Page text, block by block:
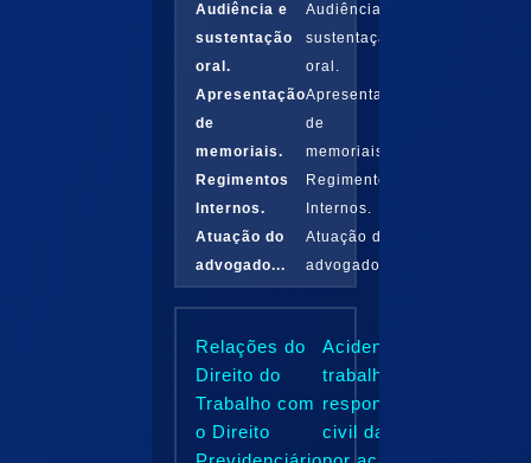
Audiência e
sustentação
oral.
Apresentação
de
memoriais.
Regimentos
Internos.
Atuação do
advogado...
Audiência e
sustentação
oral.
Apresentação
de
memoriais.
Regimentos
Internos.
Atuação do
advogado...
Relações do
Direito do
Trabalho com
o Direito
Acidente do
trabalho e
responsabilidade
civil da empresa